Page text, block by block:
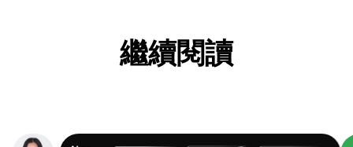
繼續閱讀